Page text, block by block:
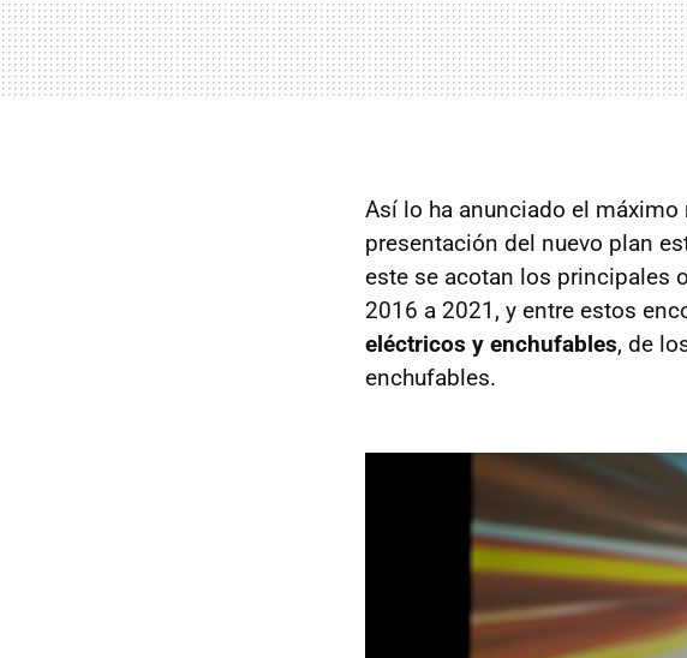
Así lo ha anunciado el máximo
presentación del nuevo plan
este se acotan los principales
2016 a 2021, y entre estos
eléctricos y enchufables, de
enchufables.